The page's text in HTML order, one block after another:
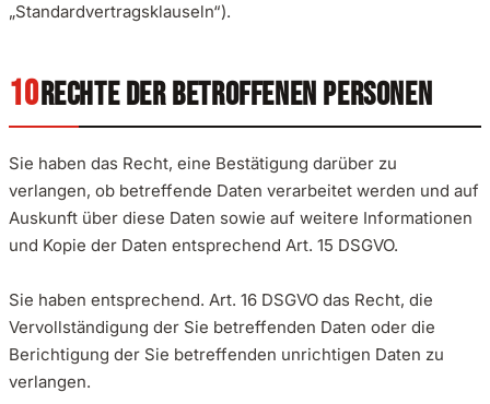
„Standardvertragsklauseln“).
RECHTE DER BETROFFENEN PERSONEN
Sie haben das Recht, eine Bestätigung darüber zu
verlangen, ob betreffende Daten verarbeitet werden und auf
Auskunft über diese Daten sowie auf weitere Informationen
und Kopie der Daten entsprechend Art. 15 DSGVO.
Sie haben entsprechend. Art. 16 DSGVO das Recht, die
Vervollständigung der Sie betreffenden Daten oder die
Berichtigung der Sie betreffenden unrichtigen Daten zu
verlangen.